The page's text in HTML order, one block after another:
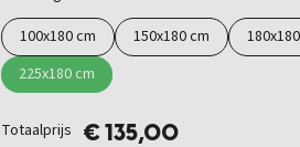
100x180 cm
150x180 cm
225x180 cm
Totaalprijs € 135,00